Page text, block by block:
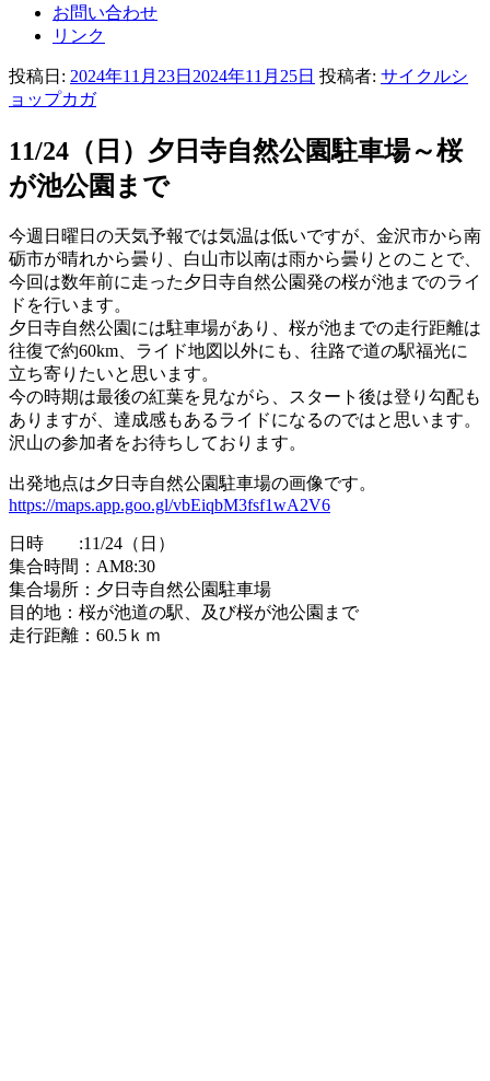
お問い合わせ
リンク
投稿日: 2024年11月23日 2024年11月25日 投稿者: サイクルシ
ョップカガ
11/24（日）夕日寺自然公園駐車場～桜
が池公園まで
今週日曜日の天気予報では気温は低いですが、金沢市から南
砺市が晴れから曇り、白山市以南は雨から曇りとのことで、
今回は数年前に走った夕日寺自然公園発の桜が池までのライ
ドを行います。
夕日寺自然公園には駐車場があり、桜が池までの走行距離は
往復で約60km、ライド地図以外にも、往路で道の駅福光に
立ち寄りたいと思います。
今の時期は最後の紅葉を見ながら、スタート後は登り勾配も
ありますが、達成感もあるライドになるのではと思います。
沢山の参加者をお待ちしております。
出発地点は夕日寺自然公園駐車場の画像です。
https://maps.app.goo.gl/vbEiqbM3fsf1wA2V6
日時 :11/24（日）
集合時間：AM8:30
集合場所：夕日寺自然公園駐車場
目的地：桜が池道の駅、及び桜が池公園まで
走行距離：60.5ｋｍ